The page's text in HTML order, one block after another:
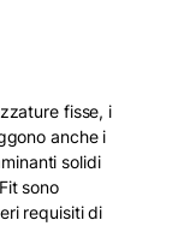
fisse, i
anche i
solidi
sono
requisiti di